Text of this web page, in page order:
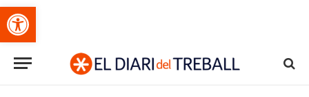
Obre la barra d'eines